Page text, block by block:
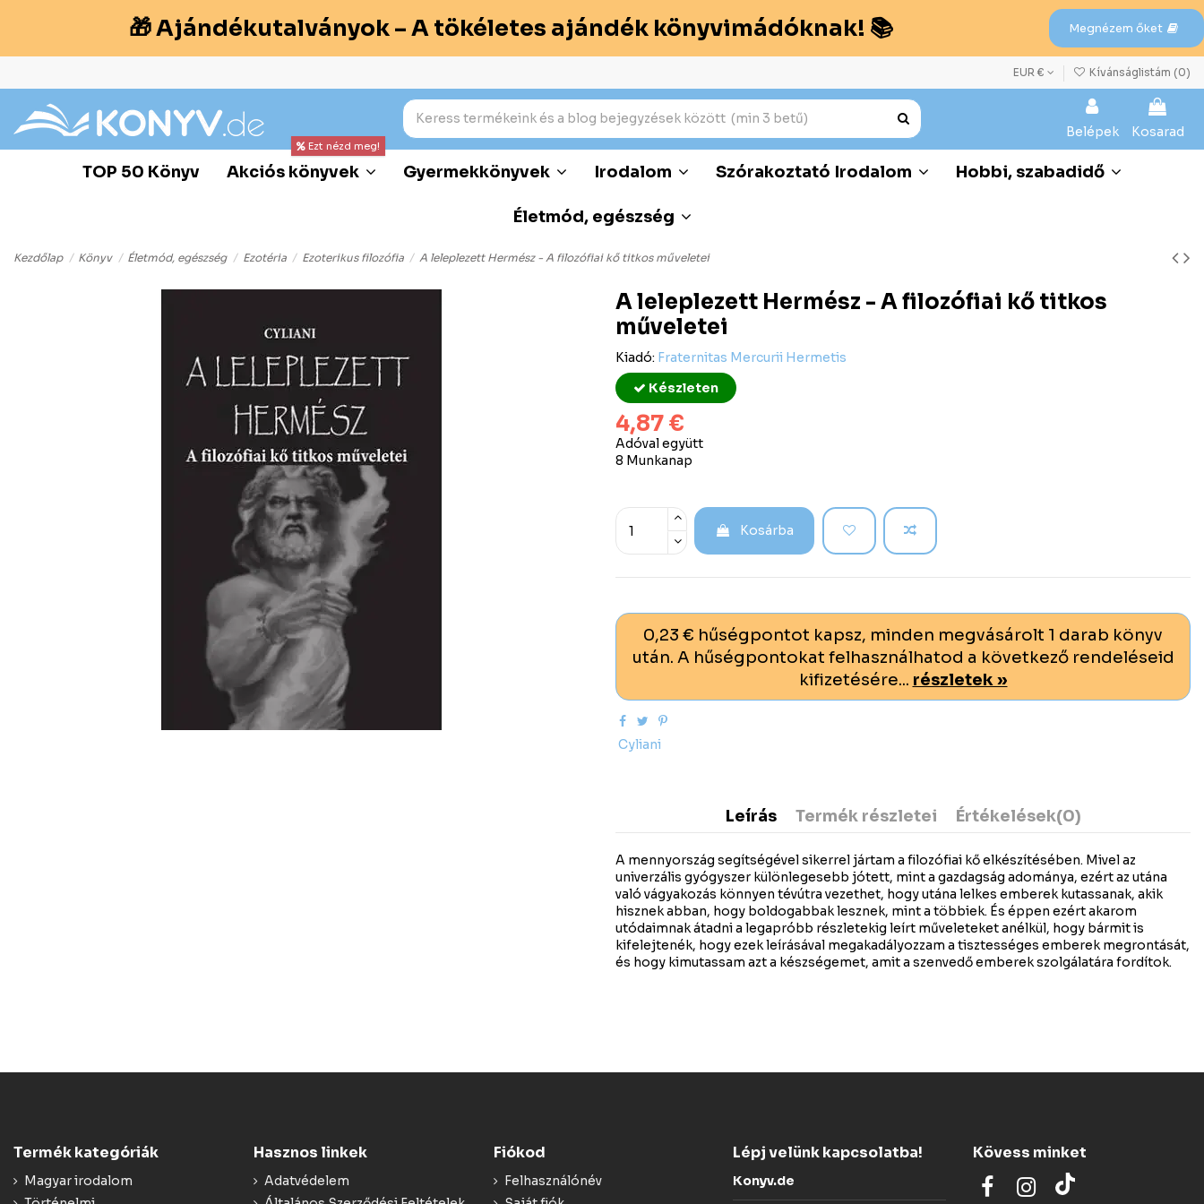
🎁 Ajándékutalványok – A tökéletes ajándék könyvimádóknak! 📚 Megnézem őket
EUR € Kívánságlistám (0)
Belépek Kosarad
TOP 50 Könyv Akciós könyvek
Ezt nézd meg!
Gyermekkönyvek Irodalom Szórakoztató Irodalom Hobbi, szabadidő
Életmód, egészség
Kezdőlap Könyv Életmód, egészség Ezotéria Ezoterikus filozófia A leleplezett Hermész - A filozófiai kő titkos műveletei
A leleplezett Hermész - A filozófiai kő titkos
műveletei
Kiadó: Fraternitas Mercurii Hermetis
Készleten
4,87 €
Adóval együtt
8 Munkanap
Kosárba
0,23 € hűségpontot kapsz, minden megvásárolt 1 darab könyv
után. A hűségpontokat felhasználhatod a következő rendeléseid
kifizetésére... részletek »
Cyliani
Leírás Termék részletei Értékelések(0)
A mennyország segítségével sikerrel jártam a filozófiai kő elkészítésében. Mivel az
univerzális gyógyszer különlegesebb jótett, mint a gazdagság adománya, ezért az utána
való vágyakozás könnyen tévútra vezethet, hogy utána lelkes emberek kutassanak, akik
hisznek abban, hogy boldogabbak lesznek, mint a többiek. És éppen ezért akarom
utódaimnak átadni a legapróbb részletekig leírt műveleteket anélkül, hogy bármit is
kifelejtenék, hogy ezek leírásával megakadályozzam a tisztességes emberek megrontását,
és hogy kimutassam azt a készségemet, amit a szenvedő emberek szolgálatára fordítok.
Termék kategóriák
Magyar irodalom
Hasznos linkek
Adatvédelem
Fiókod
Felhasználónév
Lépj velünk kapcsolatba!
Konyv.de
Kövess minket